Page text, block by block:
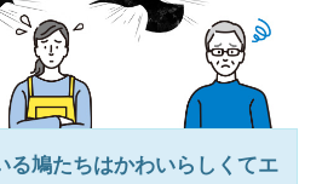
る鳩たちはかわいらしくてエ